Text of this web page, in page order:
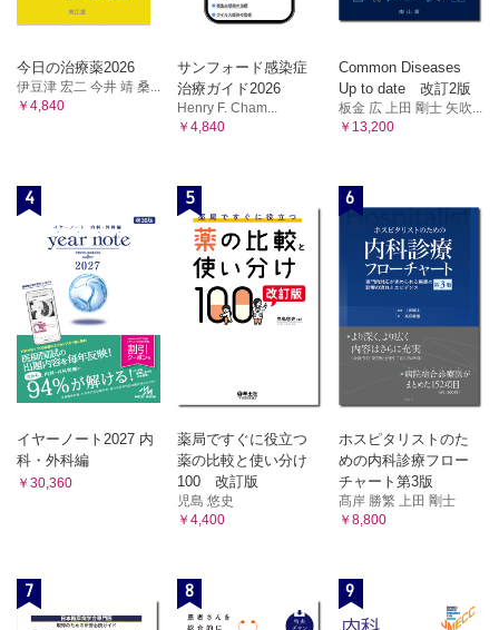
今日の治療薬2026
伊豆津 宏二 今井 靖 桑...
￥4,840
サンフォード感染症
治療ガイド2026
Henry F. Cham...
￥4,840
Common Diseases
Up to date 改訂2版
板金 広 上田 剛士 矢吹...
￥13,200
4
イヤーノート2027 内
科・外科編
￥30,360
5
薬局ですぐに役立つ
薬の比較と使い分け
100 改訂版
児島 悠史
￥4,400
6
ホスピタリストのた
めの内科診療フロー
チャート第3版
髙岸 勝繁 上田 剛士
￥8,800
7 8 9